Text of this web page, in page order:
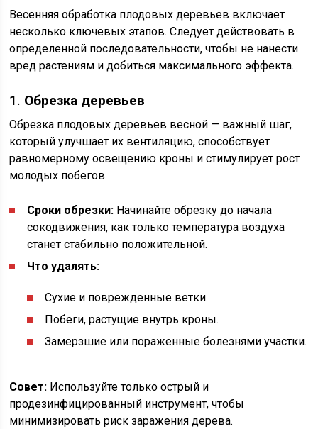
Весенняя обработка плодовых деревьев включает
несколько ключевых этапов. Следует действовать в
определенной последовательности, чтобы не нанести
вред растениям и добиться максимального эффекта.
1. Обрезка деревьев
Обрезка плодовых деревьев весной — важный шаг,
который улучшает их вентиляцию, способствует
равномерному освещению кроны и стимулирует рост
молодых побегов.
Сроки обрезки: Начинайте обрезку до начала
сокодвижения, как только температура воздуха
станет стабильно положительной.
Что удалять:
Сухие и поврежденные ветки.
Побеги, растущие внутрь кроны.
Замерзшие или пораженные болезнями участки.
Совет: Используйте только острый и
продезинфицированный инструмент, чтобы
минимизировать риск заражения дерева.